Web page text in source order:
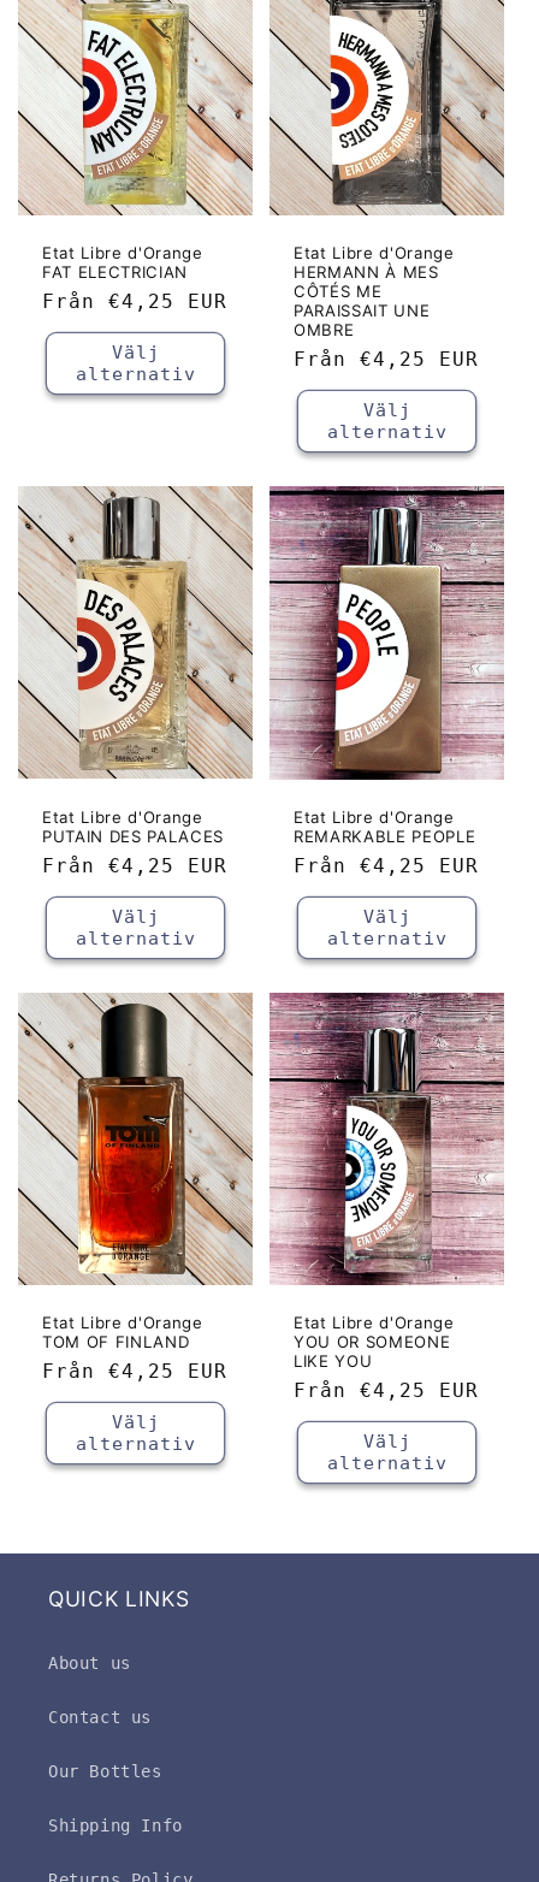
k
t
s
e
r
Etat Libre d'Orange
FAT ELECTRICIAN
Ordinarie
pris
Från €4,25 EUR
Välj
alternativ
Etat Libre d'Orange
HERMANN À MES
CÔTÉS ME
PARAISSAIT UNE
OMBRE
Ordinarie
pris
Från €4,25 EUR
Välj
alternativ
Etat Libre d'Orange
PUTAIN DES PALACES
Ordinarie
pris
Från €4,25 EUR
Välj
alternativ
Etat Libre d'Orange
REMARKABLE PEOPLE
Ordinarie
pris
Från €4,25 EUR
Välj
alternativ
Etat Libre d'Orange
TOM OF FINLAND
Ordinarie
pris
Från €4,25 EUR
Välj
alternativ
Etat Libre d'Orange
YOU OR SOMEONE
LIKE YOU
Ordinarie
pris
Från €4,25 EUR
Välj
alternativ
QUICK LINKS
About us
Contact us
Our Bottles
Shipping Info